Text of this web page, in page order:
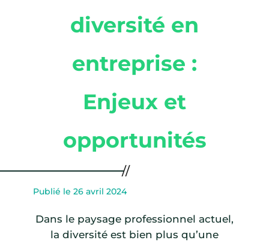
diversité en
entreprise :
Enjeux et
opportunités
Publié le 26 avril 2024
Dans le paysage professionnel actuel,
la diversité est bien plus qu’une